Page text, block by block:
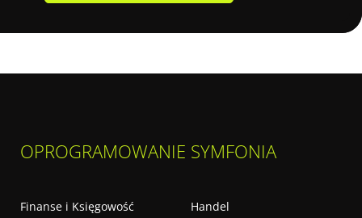
OPROGRAMOWANIE SYMFONIA
Finanse i Księgowość
Handel